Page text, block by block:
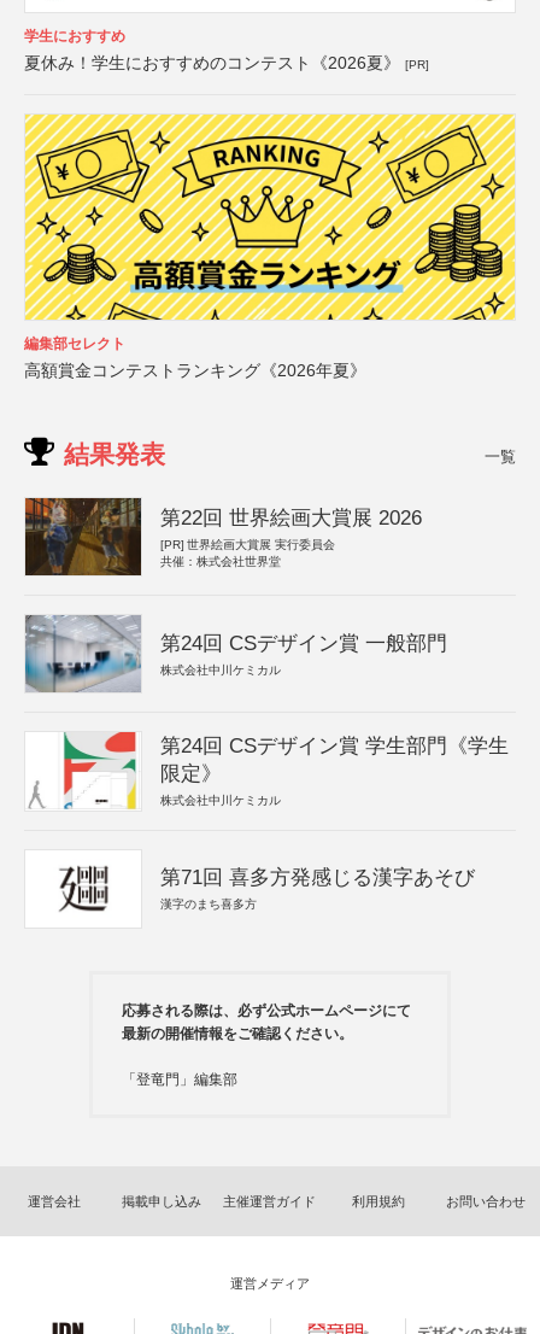
学生におすすめ
夏休み！学生におすすめのコンテスト《2026夏》 [PR]
編集部セレクト
高額賞金コンテストランキング《2026年夏》
結果発表 一覧
第22回 世界絵画大賞展 2026
[PR] 世界絵画大賞展 実行委員会
共催：株式会社世界堂
第24回 CSデザイン賞 一般部門
株式会社中川ケミカル
第24回 CSデザイン賞 学生部門《学生
限定》
株式会社中川ケミカル
第71回 喜多方発感じる漢字あそび
漢字のまち喜多方
応募される際は、必ず公式ホームページにて
最新の開催情報をご確認ください。
「登竜門」編集部
運営会社 掲載申し込み 主催運営ガイド 利用規約 お問い合わせ
運営メディア